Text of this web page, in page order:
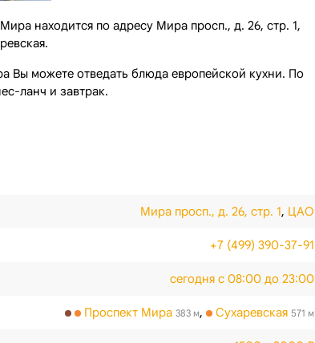
находится по адресу Мира просп., д. 26, стр. 1,
Вы можете отведать блюда европейской кухни. По
ланч и завтрак.
Мира просп., д. 26, стр. 1, ЦАО
+7 (499) 390-37-91
сегодня с 08:00 до 23:00
Проспект Мира 383 м, Сухаревская 571 м